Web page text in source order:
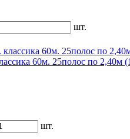
шт.
60м. 25полос по 2,40м
шт.